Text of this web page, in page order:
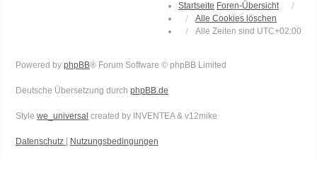
Startseite Foren-Übersicht
Alle Cookies löschen
Alle Zeiten sind UTC+02:00
Powered by phpBB® Forum Software © phpBB Limited
Deutsche Übersetzung durch phpBB.de
Style we_universal created by INVENTEA & v12mike
Datenschutz Nutzungsbedingungen